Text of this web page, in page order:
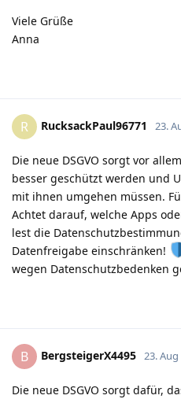
Viele Grüße
Anna
R RucksackPaul96771 23.
Die neue DSGVO sorgt vor
besser geschützt werden und
mit ihnen umgehen müssen.
Achtet darauf, welche Apps
lest die
Datenfreigabe einschränken!
wegen Datenschutzbedenken
B BergsteigerX4495 23. Aug
Die neue DSGVO sorgt dafür,